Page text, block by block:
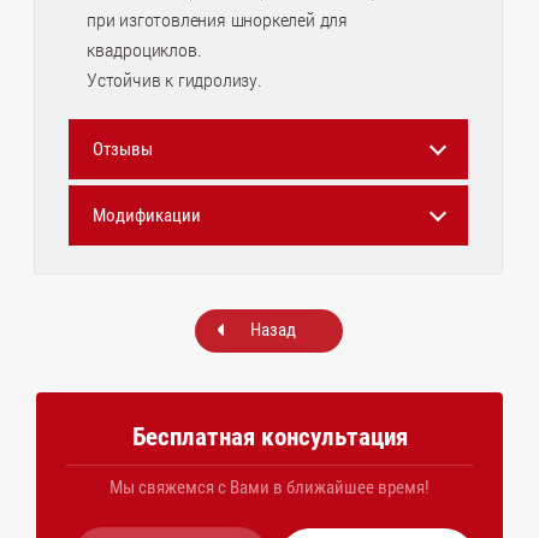
при изготовления шноркелей для
квадроциклов.
Устойчив к гидролизу.
Отзывы
Модификации
Назад
Бесплатная консультация
Мы свяжемся с Вами в ближайшее время!